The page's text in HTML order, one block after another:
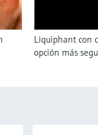
Liquiphant con
opción más